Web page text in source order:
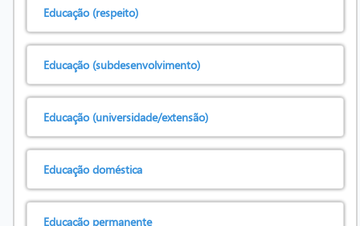
Educação (respeito)
Educação (subdesenvolvimento)
Educação (universidade/extensão)
Educação doméstica
Educação permanente